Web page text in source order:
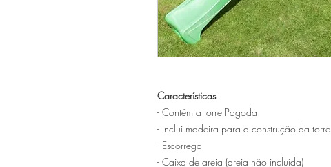
Características
- Contém a torre Pagoda
- Inclui madeira para a construção da torre
- Escorrega
- Caixa de areia (areia não incluída)